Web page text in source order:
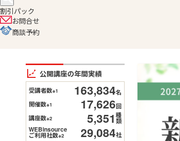
割引パック
お問合せ
商談予約
公開講座の年間実績
受講者数※1 163,834名
開催数※1 17,626回
講座数※2 5,351 種
類
WEBinsource
ご利用社数※2 29,084社